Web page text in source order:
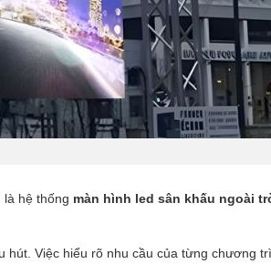
là hệ thống màn hình led sân khấu ngoài
Việc hiểu rõ nhu cầu của từng chương